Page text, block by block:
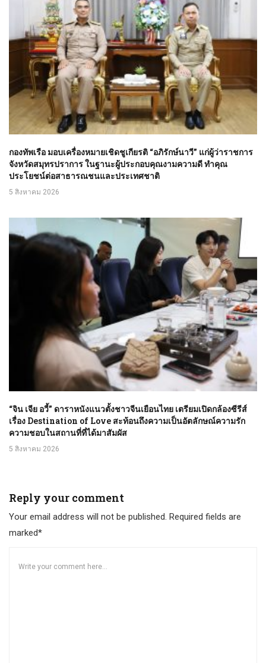
กองทัพเรือ มอบเครื่องหมายเชิดชูเกียรติ “อภิรักษ์นาวี” แก่ผู้ว่าราชการ
จังหวัดสมุทรปราการ ในฐานะผู้ประกอบคุณงามความดี ทำคุณ
ประโยชน์ต่อสาธารณชนและประเทศชาติ
5 สิงหาคม 2026
“จิน เจีย อวี้” ดาราหนังแนวตั้งชาวจีนเยือนไทย เตรียมเปิดกล้องซีรีส์
เรื่อง Destination of Love สะท้อนถึงความเป็นอัตลักษณ์ความรัก
ความชอบในสถานที่ที่ได้มาสัมผัส
5 สิงหาคม 2026
Reply your comment
Your email address will not be published. Required fields are
marked*